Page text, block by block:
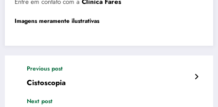
Entre em contato com a Clínica Fares
Imagens meramente ilustrativas
Previous post
Cistoscopia
Next post